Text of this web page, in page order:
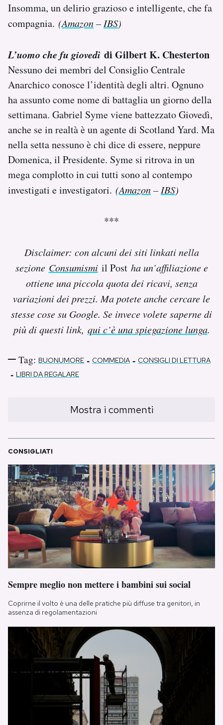
Insomma, un delirio grazioso e intelligente, che fa
compagnia. (Amazon– IBS)
L’uomo che fu giovedì di Gilbert K. Chesterton
Nessuno dei membri del Consiglio Centrale
Anarchico conosce l’identità degli altri. Ognuno
ha assunto come nome di battaglia un giorno della
settimana. Gabriel Syme viene battezzato Giovedì,
anche se in realtà è un agente di Scotland Yard. Ma
nella setta nessuno è chi dice di essere, neppure
Domenica, il Presidente. Syme si ritrova in un
mega complotto in cui tutti sono al contempo
investigati e investigatori. (Amazon– IBS)
***
Disclaimer: con alcuni dei siti linkati nella
sezione Consumismi il Postha un’affiliazione e
ottiene una piccola quota dei ricavi, senza
variazioni dei prezzi. Ma potete anche cercare le
stesse cose su Google. Se invece volete saperne di
più di questi link, qui c’è una spiegazione lunga.
Tag: BUONUMORE - COMMEDIA - CONSIGLI DI LETTURA
- LIBRI DA REGALARE
Mostra i commenti
CONSIGLIATI
Sempre meglio non mettere i bambini sui social
Coprirne il volto è una delle pratiche più diffuse tra genitori, in
assenza di regolamentazioni